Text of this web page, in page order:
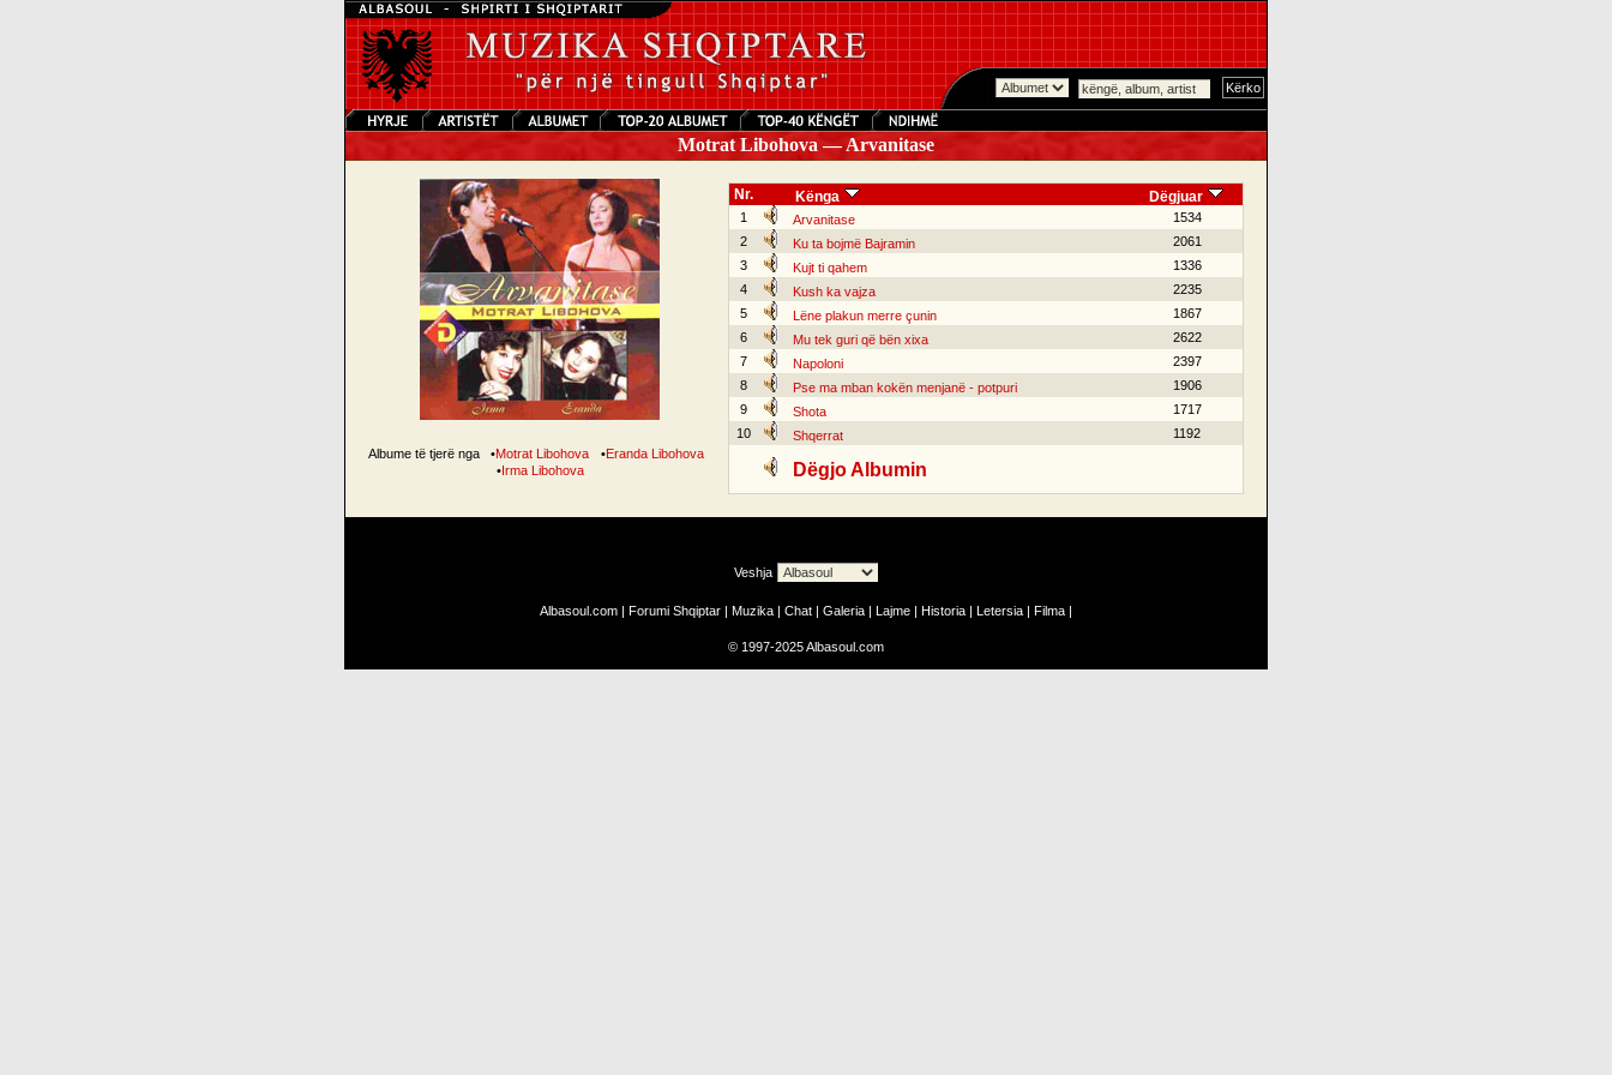
Motrat Libohova — Arvanitase
Albume të tjerë nga •Motrat Libohova •Eranda Libohova
•Irma Libohova
Nr. Kënga Dëgjuar
1 Arvanitase
1534
2
Ku ta bojmë Bajramin
2061
3
Kujt ti qahem
1336
4
Kush ka vajza
2235
5
Lëne plakun merre çunin
1867
6
Mu tek guri që bën xixa
2622
7
Napoloni
2397
8
Pse ma mban kokën menjanë - potpuri
1906
9
Shota
1717
10
Shqerrat 1192
Dëgjo Albumin
Veshja
Albasoul.com | Forumi Shqiptar | Muzika | Chat | Galeria | Lajme | Historia | Letersia | Filma |
© 1997-2025Albasoul.com